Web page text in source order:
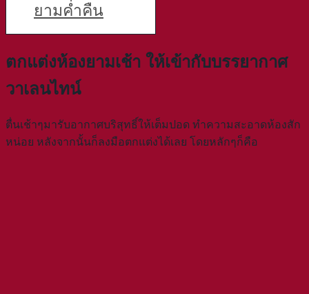
ยามค่ำคืน
ตกแต่งห้องยามเช้า ให้เข้ากับบรรยากาศ
วาเลนไทน์
ตื่นเช้าๆมารับอากาศบริสุทธิ์ให้เต็มปอด ทำความสะอาดห้องสัก
หน่อย หลังจากนั้นก็ลงมือตกแต่งได้เลย โดยหลักๆก็คือ